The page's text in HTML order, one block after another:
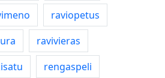
raviopetus
ravivieras
rengaspeli